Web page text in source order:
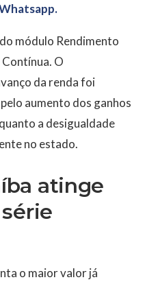
módulo Rendimento
O
da renda foi
aumento dos ganhos
a desigualdade
no estado.
atinge
o maior valor já